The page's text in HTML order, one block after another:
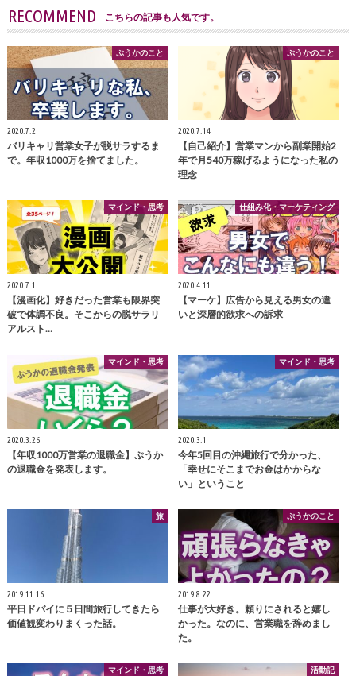
RECOMMEND こちらの記事も人気です。
ぷうかのこと
2020.7.2
バリキャリ営業女子が脱サラするま
で。年収1000万を捨てました。
ぷうかのこと
2020.7.14
【自己紹介】営業マンから副業開始2
年で月540万稼げるようになった私の
理念
マインド・思考
2020.7.1
【漫画化】好きだった営業も限界突
破で体調不良。そこからの脱サラリ
アルスト…
仕組み化・マーケティング
2020.4.11
【マーケ】広告から見える男女の違
いと深層的欲求への訴求
マインド・思考
2020.3.26
【年収1000万営業の退職金】ぷうか
の退職金を発表します。
マインド・思考
2020.3.1
今年5回目の沖縄旅行で分かった、
「幸せにそこまでお金はかからな
い」ということ
旅
2019.11.16
平日ドバイに５日間旅行してきたら
価値観変わりまくった話。
ぷうかのこと
2019.8.22
仕事が大好き。頼りにされると嬉し
かった。なのに、営業職を辞めまし
た。
マインド・思考 活動記